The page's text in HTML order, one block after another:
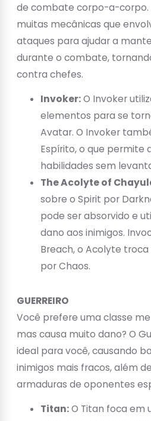
de combate corpo-a-corpo.
muitas mecânicas que
ataques para ajudar a
durante o combate,
contra chefes.
Invoker:O Invoker
elementos para se
Avatar. O Invoker
Espírito, o que permite
habilidades sem
The Acolyte of
sobre o Spirit por
pode ser absorvido e
dano aos inimigos.
Breach, o Acolyte
por Chaos.
GUERREIRO
Você prefere uma classe
mas causa muito dano? O
ideal para você, causando
inimigos mais fracos, além
armaduras de oponentes
Titan:O Titan foca em